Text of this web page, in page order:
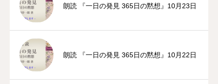
朗読 『一日の発見 365日の黙想』10月23日
朗読 『一日の発見 365日の黙想』10月22日